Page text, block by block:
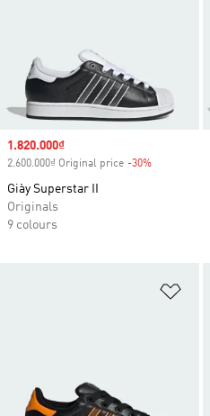
Sale price
1.820.000₫
2.600.000₫ Original price -30%
Giày Superstar II
Originals
9 colours